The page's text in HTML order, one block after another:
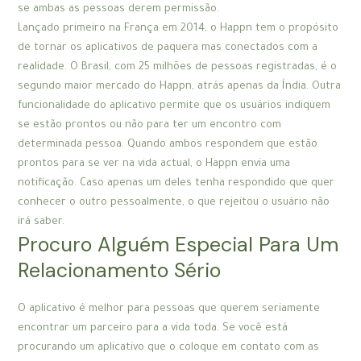
se ambas as pessoas derem permissão.
Lançado primeiro na França em 2014, o Happn tem o propósito
de tornar os aplicativos de paquera mas conectados com a
realidade. O Brasil, com 25 milhões de pessoas registradas, é o
segundo maior mercado do Happn, atrás apenas da Índia. Outra
funcionalidade do aplicativo permite que os usuários indiquem
se estão prontos ou não para ter um encontro com
determinada pessoa. Quando ambos respondem que estão
prontos para se ver na vida actual, o Happn envia uma
notificação. Caso apenas um deles tenha respondido que quer
conhecer o outro pessoalmente, o que rejeitou o usuário não
irá saber.
Procuro Alguém Especial Para Um
Relacionamento Sério
O aplicativo é melhor para pessoas que querem seriamente
encontrar um parceiro para a vida toda. Se você está
procurando um aplicativo que o coloque em contato com as